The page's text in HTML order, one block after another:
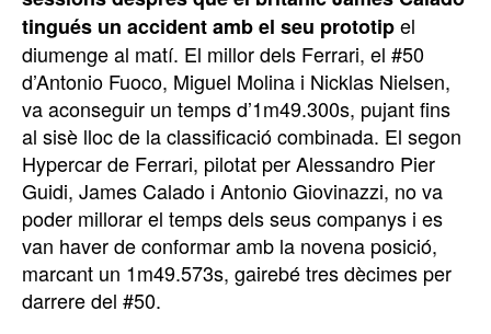
tingués un accident amb el seu prototipel
diumenge al matí. El millor dels Ferrari, el #50
d’Antonio Fuoco, Miguel Molina i Nicklas Nielsen,
va aconseguir un temps d’1m49.300s, pujant fins
al sisè lloc de la classificació combinada. El segon
Hypercar de Ferrari, pilotat per Alessandro Pier
Guidi, James Calado i Antonio Giovinazzi, no va
poder millorar el temps dels seus companys i es
van haver de conformar amb la novena posició,
marcant un 1m49.573s, gairebé tres dècimes per
darrere del #50.